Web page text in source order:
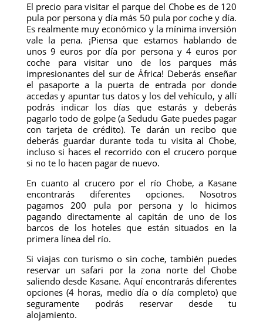
El precio para visitar el parque del Chobe es de 120
pula por persona y día más 50 pula por coche y día.
Es realmente muy económico y la mínima inversión
vale la pena. ¡Piensa que estamos hablando de
unos 9 euros por día por persona y 4 euros por
coche para visitar uno de los parques más
impresionantes del sur de África! Deberás enseñar
el pasaporte a la puerta de entrada por donde
accedas y apuntar tus datos y los del vehículo, y allí
podrás indicar los días que estarás y deberás
pagarlo todo de golpe (a Sedudu Gate puedes pagar
con tarjeta de crédito). Te darán un recibo que
deberás guardar durante toda tu visita al Chobe,
incluso si haces el recorrido con el crucero porque
si no te lo hacen pagar de nuevo.
En cuanto al crucero por el río Chobe, a Kasane
encontrarás diferentes opciones. Nosotros
pagamos 200 pula por persona y lo hicimos
pagando directamente al capitán de uno de los
barcos de los hoteles que están situados en la
primera línea del río.
Si viajas con turismo o sin coche, también puedes
reservar un safari por la zona norte del Chobe
saliendo desde Kasane. Aquí encontrarás diferentes
opciones (4 horas, medio día o día completo) que
seguramente podrás reservar desde tu
alojamiento.